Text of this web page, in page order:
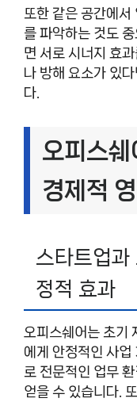
또한 같은 공간에서
를 파악하는 것도
면 서로 시너지 효
나 방해 요소가 있
다.
오피스
경제적
스타트업과
정적 효과
오피스쉐어는 초기
에게 안정적인 사업
로 전문적인 업무
얻을 수 있습니다.